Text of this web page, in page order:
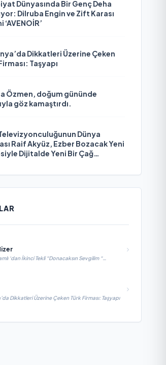
Dünyasında Bir Genç Deha
Dilruba Engin ve Zift Karası
‘AVENOİR’
Dikkatleri Üzerine Çeken
Taşyapı
Özmen, doğum gününde
göz kamaştırdı.
Dünya
Raif Akyüz, Ezber Bozacak Yeni
Dijitalde Yeni Bir Çağ
‘dan İkinci Tekli “Donacaksın Sevgilim “
Dikkatleri Üzerine Çeken Türk Firması: Taşyapı